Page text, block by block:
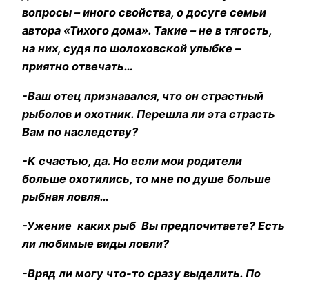
вопросы – иного свойства, о досуге семьи
автора «Тихого дома». Такие – не в тягость,
на них, судя по шолоховской улыбке –
приятно отвечать…
-Ваш отец признавался, что он страстный
рыболов и охотник. Перешла ли эта страсть
Вам по наследству?
-К счастью, да. Но если мои родители
больше охотились, то мне по душе больше
рыбная ловля…
-Ужение каких рыб Вы предпочитаете? Есть
ли любимые виды ловли?
-Вряд ли могу что-то сразу выделить. По